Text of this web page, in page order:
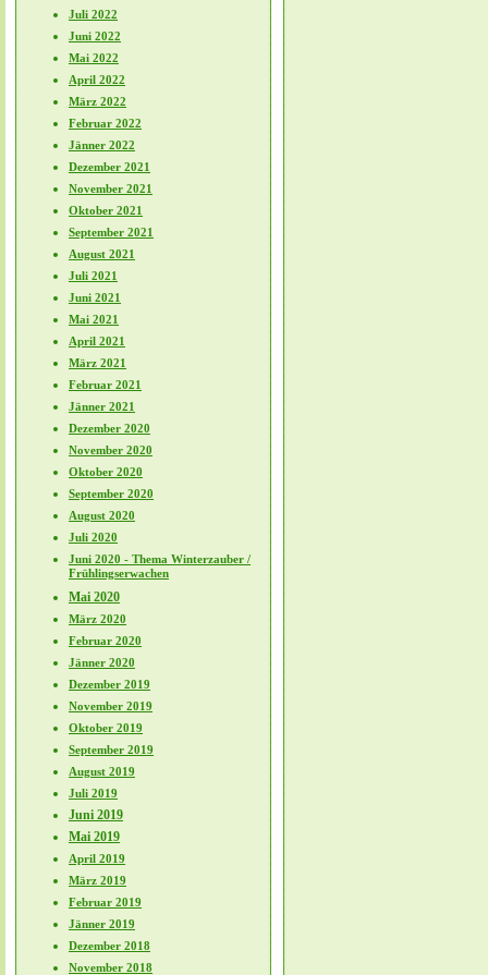
Juli 2022
Juni 2022
Mai 2022
April 2022
März 2022
Februar 2022
Jänner 2022
Dezember 2021
November 2021
Oktober 2021
September 2021
August 2021
Juli 2021
Juni 2021
Mai 2021
April 2021
März 2021
Februar 2021
Jänner 2021
Dezember 2020
November 2020
Oktober 2020
September 2020
August 2020
Juli 2020
Juni 2020 - Thema Winterzauber /
Frühlingserwachen
Mai 2020
März 2020
Februar 2020
Jänner 2020
Dezember 2019
November 2019
Oktober 2019
September 2019
August 2019
Juli 2019
Juni 2019
Mai 2019
April 2019
März 2019
Februar 2019
Jänner 2019
Dezember 2018
November 2018